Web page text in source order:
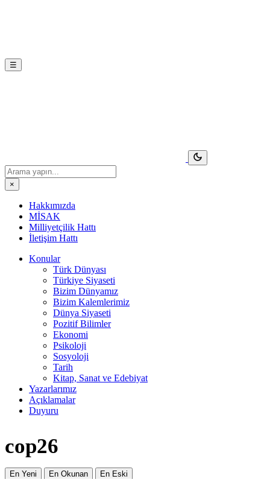
☰
×
Hakkımızda
MİSAK
Milliyetçilik Hattı
İletişim Hattı
Konular
Türk Dünyası
Türkiye Siyaseti
Bizim Dünyamız
Bizim Kalemlerimiz
Dünya Siyaseti
Pozitif Bilimler
Ekonomi
Psikoloji
Sosyoloji
Tarih
Kitap, Sanat ve Edebiyat
Yazarlarımız
Açıklamalar
Duyuru
cop26
En Yeni En Okunan En Eski